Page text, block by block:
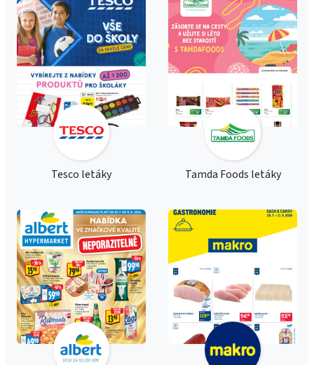
Tesco letáky Tamda Foods letáky